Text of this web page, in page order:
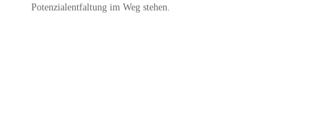
Potenzialentfaltung im Weg stehen.